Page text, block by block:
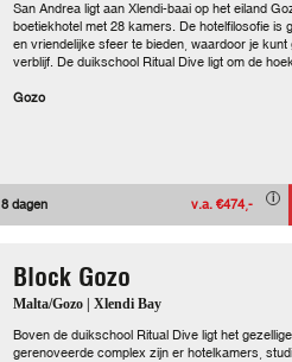
San Andrea ligt aan Xlendi-baai op het eiland
boetiekhotel met 28 kamers. De hotelfilosofie is
en vriendelijke sfeer te bieden, waardoor je
verblijf. De duikschool Ritual Dive ligt om de
Gozo
8 dagen v.a. €474,-
Block Gozo
Malta/Gozo | Xlendi Bay
Boven de duikschool Ritual Dive ligt het
gerenoveerde complex zijn er hotelkamers,